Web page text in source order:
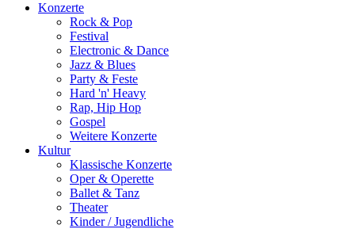
Konzerte
Rock & Pop
Festival
Electronic & Dance
Jazz & Blues
Party & Feste
Hard 'n' Heavy
Rap, Hip Hop
Gospel
Weitere Konzerte
Kultur
Klassische Konzerte
Oper & Operette
Ballet & Tanz
Theater
Kinder / Jugendliche